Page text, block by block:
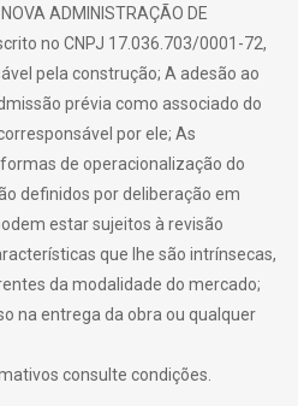
ADMINISTRAÇÃO DE
no CNPJ 17.036.703/0001-72,
pela construção; A adesão ao
prévia como associado do
por ele; As
de operacionalização do
definidos por deliberação em
estar sujeitos à revisão
que lhe são intrínsecas,
da modalidade do mercado;
na entrega da obra ou qualquer
consulte condições.